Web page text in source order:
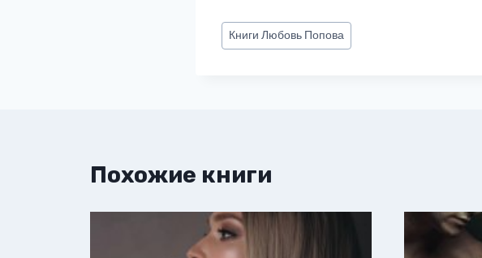
Метки
записи:
КнигиЛюбовь Попова
Похожие книги